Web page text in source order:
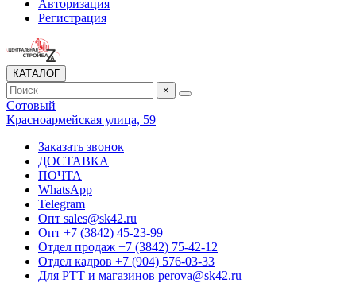
Авторизация
Регистрация
КАТАЛОГ
×
Сотовый
Красноармейская улица, 59
Заказать звонок
ДОСТАВКА
ПОЧТА
WhatsApp
Telegram
Опт sales@sk42.ru
Опт +7 (3842) 45-23-99
Отдел продаж +7 (3842) 75-42-12
Отдел кадров +7 (904) 576-03-33
Для РТТ и магазинов perova@sk42.ru